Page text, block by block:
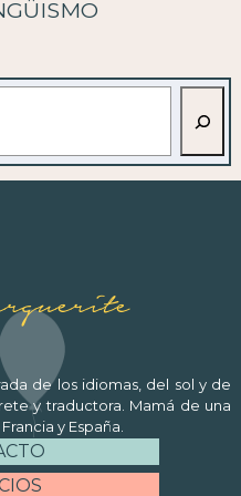
de los idiomas, del sol y de
y traductora. Mamá de una
y España.